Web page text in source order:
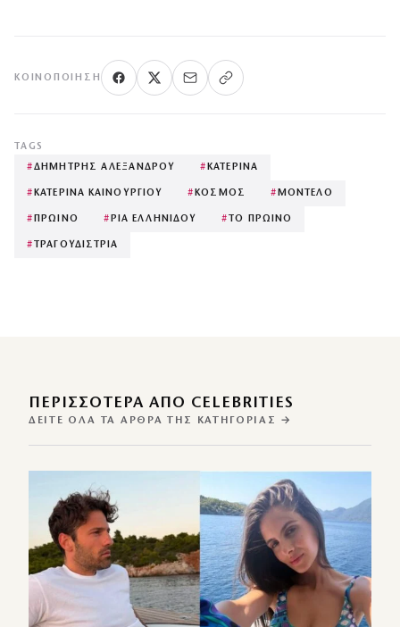
ΚΟΙΝΟΠΟΊΗΣΗ
TAGS
#ΔΗΜΗΤΡΗΣ ΑΛΕΞΑΝΔΡΟΥ #ΚΑΤΕΡΙΝΑ
#ΚΑΤΕΡΙΝΑ ΚΑΙΝΟΥΡΓΙΟΥ #ΚΟΣΜΟΣ #ΜΟΝΤΕΛΟ
#ΠΡΩΙΝΟ #ΡΙΑ ΕΛΛΗΝΙΔΟΥ # ΤΟ ΠΡΩΙΝΟ
# ΤΡΑΓΟΥΔΙΣΤΡΙΑ
ΠΕΡΙΣΣΌΤΕΡΑ ΑΠΌ CELEBRITIES
ΔΕΊΤΕ ΌΛΑ ΤΑ ΆΡΘΡΑ ΤΗΣ ΚΑΤΗΓΟΡΊΑΣ →